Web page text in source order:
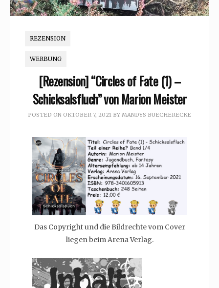
REZENSION
WERBUNG
[Rezension] “Circles of Fate (1) –
Schicksalsfluch” von Marion Meister
POSTED ON OKTOBER 7, 2021 BY MANDYS BUECHERECKE
Das Copyright und die Bildrechte vom Cover
liegen beim Arena Verlag.